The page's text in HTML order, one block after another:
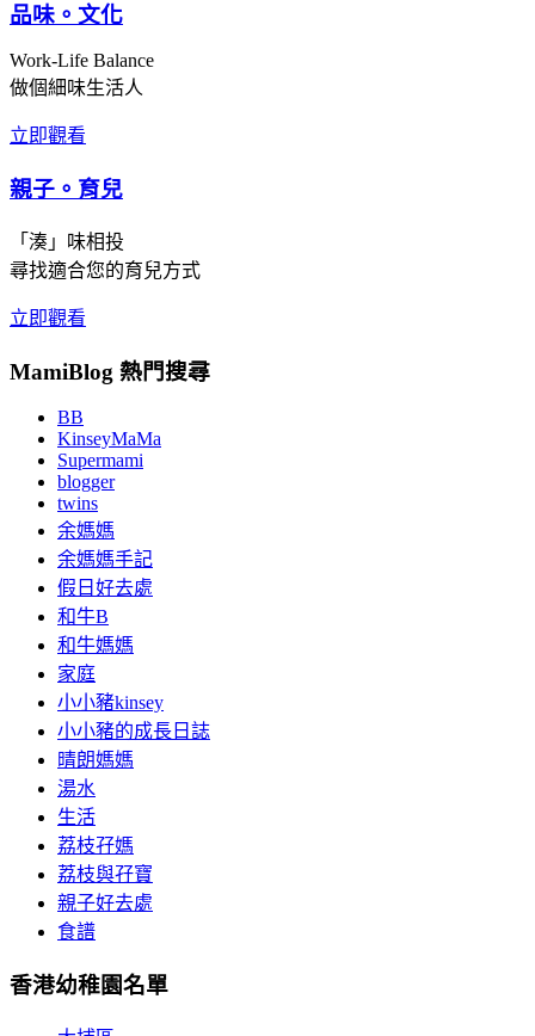
品味。文化
Work-Life Balance
做個細味生活人
立即觀看
親子。育兒
「湊」味相投
尋找適合您的育兒方式
立即觀看
MamiBlog 熱門搜尋
BB
KinseyMaMa
Supermami
blogger
twins
余媽媽
余媽媽手記
假日好去處
和牛B
和牛媽媽
家庭
小小豬kinsey
小小豬的成長日誌
晴朗媽媽
湯水
生活
荔枝孖媽
荔枝與孖寶
親子好去處
食譜
香港幼稚園名單